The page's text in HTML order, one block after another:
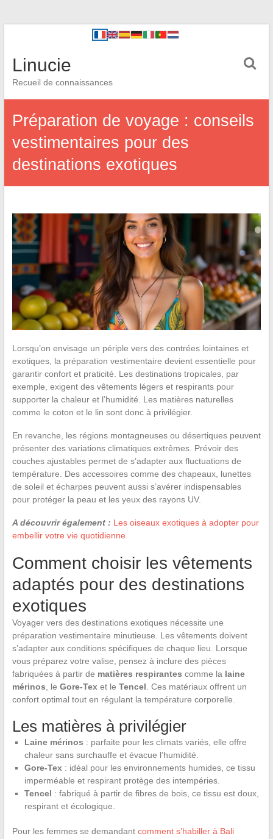
Linucie
Recueil de connaissances
Préparation de voyage : conseils
vestimentaires pour des
destinations exotiques
Lorsqu’on envisage un périple vers des contrées lointaines et
exotiques, la préparation vestimentaire devient essentielle pour
garantir confort et praticité. Les destinations tropicales, par
exemple, exigent des vêtements légers et respirants pour
supporter la chaleur et l’humidité. Les matières naturelles
comme le coton et le lin sont donc à privilégier.
En revanche, les régions montagneuses ou désertiques peuvent
présenter des variations climatiques extrêmes. Prévoir des
couches ajustables permet de s’adapter aux fluctuations de
température. Des accessoires comme des chapeaux, lunettes
de soleil et écharpes peuvent aussi s’avérer indispensables
pour protéger la peau et les yeux des rayons UV.
A découvrir également : Les oiseaux exotiques à adopter pour
embellir votre vie quotidienne
Comment choisir les vêtements
adaptés pour des destinations
exotiques
Voyager vers des destinations exotiques nécessite une
préparation vestimentaire minutieuse. Les vêtements doivent
s’adapter aux conditions spécifiques de chaque lieu. Lorsque
vous préparez votre valise, pensez à inclure des pièces
fabriquées à partir de matières respirantes comme la laine
mérinos , le Gore-Texet le Tencel . Ces matériaux offrent un
confort optimal tout en régulant la température corporelle.
Les matières à privilégier
Laine mérinos : parfaite pour les climats variés, elle offre
chaleur sans surchauffe et évacue l’humidité.
Gore-Tex: idéal pour les environnements humides, ce tissu
imperméable et respirant protège des intempéries.
Tencel : fabriqué à partir de fibres de bois, ce tissu est doux,
respirant et écologique.
Pour les femmes se demandant comment s’habiller à Bali